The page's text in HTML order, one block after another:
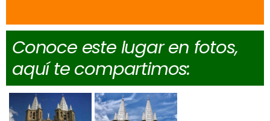
Conoce este lugar en fotos,
aquí te compartimos: